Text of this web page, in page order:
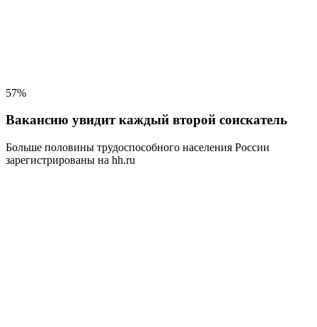
57%
Вакансию увидит каждый второй соискатель
Больше половины трудоспособного населения России
зарегистрированы на hh.ru